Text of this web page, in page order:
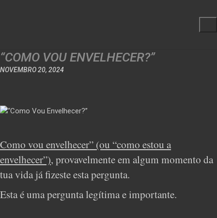
“COMO VOU ENVELHECER?”
NOVEMBRO 20, 2024
Como vou envelhecer” (ou “como estou a
envelhecer”), provavelmente em algum momento da
tua vida já fizeste esta pergunta.
Esta é uma pergunta legítima e importante.